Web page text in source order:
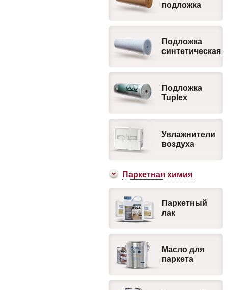
подложка
Подложка
синтетическая
Подложка
Tuplex
Увлажнители
воздуха
Паркетная химия
Паркетный
лак
Масло для
паркета